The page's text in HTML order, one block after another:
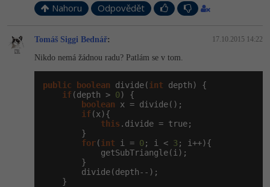
Nahoru Odpovědět
Tomáš Siggi Bednář: 17.10.2015 14:22
Nikdo nemá žádnou radu? Patlám se v tom.
public boolean divide(int depth) {
if (depth > 0) {
boolean x = divide();
if (x){
this .divide = true;
        }
for(int i = 0; i < 3 ; i++){
            getSubTriangle(i);
        }
        divide(depth--);
    }